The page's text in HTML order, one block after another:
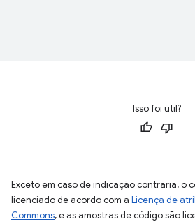
Isso foi útil?
Exceto em caso de indicação contrária, o
licenciado de acordo com a Licença de
Commons, e as amostras de código são